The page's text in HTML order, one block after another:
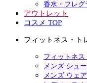
香水・フレグ
アウトレット
コスメ TOP
フィットネス・ト
フィットネ
メンズ シュ
メンズ ウェア